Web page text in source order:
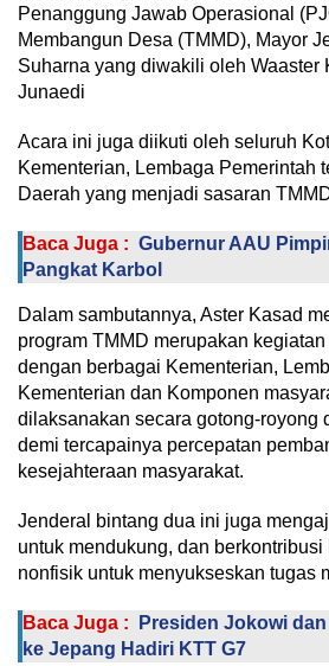
Penanggung Jawab Operasional
Membangun Desa (TMMD), Mayor
Suharna yang diwakili oleh Waaster
Junaedi
Acara ini juga diikuti oleh seluruh
Kementerian, Lembaga Pemerintah
Daerah yang menjadi sasaran
Baca Juga : Gubernur AAU
Pangkat Karbol
Dalam sambutannya, Aster Kasad
program TMMD merupakan kegiatan
dengan berbagai Kementerian,
Kementerian dan Komponen
dilaksanakan secara gotong-royong
demi tercapainya percepatan
kesejahteraan masyarakat.
Jenderal bintang dua ini juga
untuk mendukung, dan
nonfisik untuk menyukseskan tugas
Baca Juga :
Presiden Jokowi
ke Jepang Hadiri KTT G7